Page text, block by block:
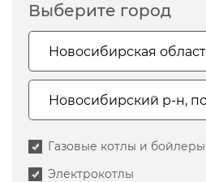
Выберите город
Газовые котлы и бойлеры
Электрокотлы